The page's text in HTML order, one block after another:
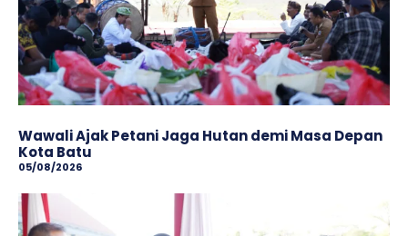
Wawali Ajak Petani Jaga Hutan demi Masa Depan
Kota Batu
05/08/2026